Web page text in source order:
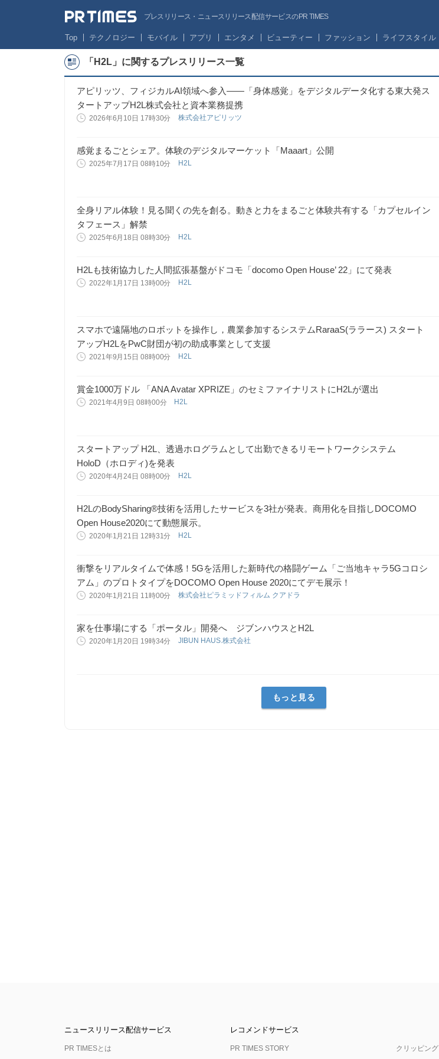
プレスリリース・ニュースリリース配信サービスのPR TIMES
Top テクノロジー モバイル アプリ エンタメ ビューティー ファッション ライフスタイル
「H2L」に関するプレスリリース一覧
アピリッツ、フィジカルAI領域へ参入——「身体感覚」をデジタルデータ化する東大発ス
タートアップH2L株式会社と資本業務提携
2026年6月10日 17時30分 株式会社アピリッツ
感覚まるごとシェア。体験のデジタルマーケット「Maaart」公開
2025年7月17日 08時10分 H2L
全身リアル体験！見る聞くの先を創る。動きと力をまるごと体験共有する「カプセルイン
タフェース」解禁
2025年6月18日 08時30分 H2L
H2Lも技術協力した人間拡張基盤がドコモ「docomo Open House’ 22」にて発表
2022年1月17日 13時00分 H2L
スマホで遠隔地のロボットを操作し，農業参加するシステムRaraaS(ララース) スタート
アップH2LをPwC財団が初の助成事業として支援
2021年9月15日 08時00分 H2L
賞金1000万ドル 「ANA Avatar XPRIZE」のセミファイナリストにH2Lが選出
2021年4月9日 08時00分 H2L
スタートアップ H2L、透過ホログラムとして出勤できるリモートワークシステム
HoloD（ホロディ)を発表
2020年4月24日 08時00分 H2L
H2LのBodySharing®技術を活用したサービスを3社が発表。商用化を目指しDOCOMO
Open House2020にて動態展示。
2020年1月21日 12時31分 H2L
衝撃をリアルタイムで体感！5Gを活用した新時代の格闘ゲーム「ご当地キャラ5Gコロシ
アム」のプロトタイプをDOCOMO Open House 2020にてデモ展示！
2020年1月21日 11時00分 株式会社ピラミッドフィルム クアドラ
家を仕事場にする「ポータル」開発へ ジブンハウスとH2L
2020年1月20日 19時34分 JIBUN HAUS.株式会社
もっと見る
ニュースリリース配信サービス
PR TIMESとは
レコメンドサービス
PR TIMES STORY クリッピング